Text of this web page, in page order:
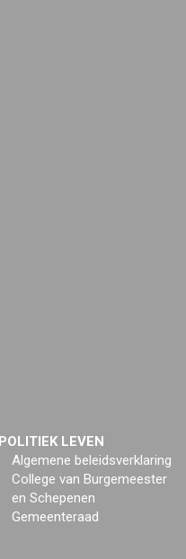
POLITIEK LEVEN
Algemene beleidsverklaring
College van Burgemeester
en Schepenen
Gemeenteraad